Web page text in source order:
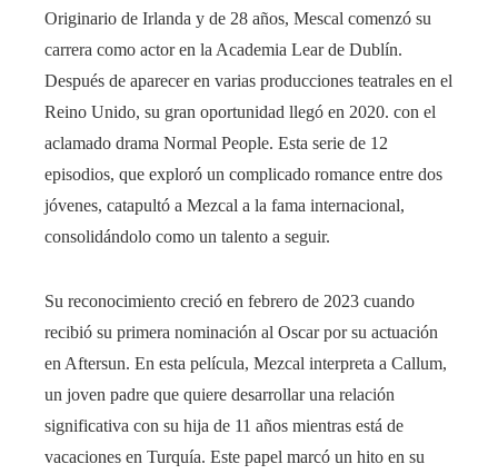
Originario de Irlanda y de 28 años, Mescal comenzó su
carrera como actor en la Academia Lear de Dublín.
Después de aparecer en varias producciones teatrales en el
Reino Unido, su gran oportunidad llegó en 2020. con el
aclamado drama Normal People. Esta serie de 12
episodios, que exploró un complicado romance entre dos
jóvenes, catapultó a Mezcal a la fama internacional,
consolidándolo como un talento a seguir.
Su reconocimiento creció en febrero de 2023 cuando
recibió su primera nominación al Oscar por su actuación
en Aftersun. En esta película, Mezcal interpreta a Callum,
un joven padre que quiere desarrollar una relación
significativa con su hija de 11 años mientras está de
vacaciones en Turquía. Este papel marcó un hito en su